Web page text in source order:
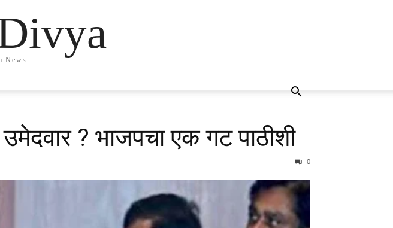
News
? भाजपचा एक गट पाठीशी
0